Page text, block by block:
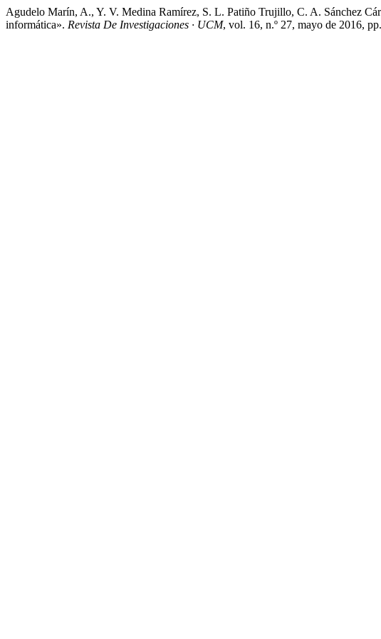
Agudelo Marín, A., Y. V. Medina Ramírez, S. L. Patiño Trujillo, C. A. Sánchez
informática». Revista De Investigaciones · UCM, vol. 16, n.º 27, mayo de 2016,